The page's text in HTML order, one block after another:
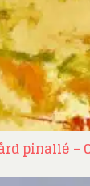
pinallé –